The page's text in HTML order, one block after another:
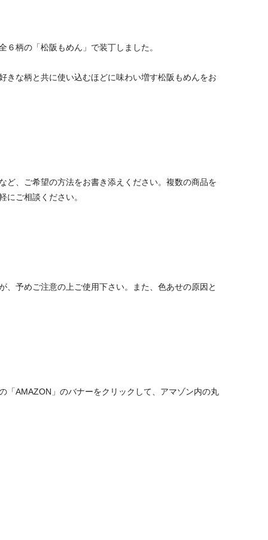
柄の「松阪もめん」で装丁しました。
きな柄と共に使い込むほどに味わい増す松阪もめんをお
ど、ご希望の方法をお書き添えください。複数の商品を
ご相談ください。
予めご注意の上ご使用下さい。また、色あせの原因と
「AMAZON」のバナーをクリックして、アマゾン内の丸